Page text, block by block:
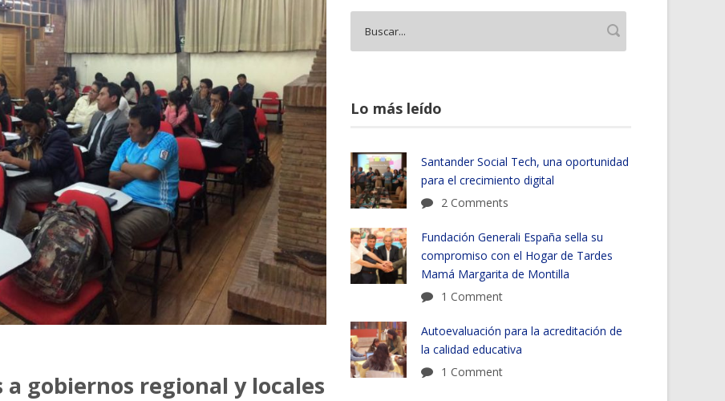
gobiernos regional y locales
Lo más leído
Santander Social Tech, una oportunidad
para el crecimiento digital
2 Comments
Fundación Generali España sella su
compromiso con el Hogar de Tardes
Mamá Margarita de Montilla
1 Comment
Autoevaluación para la acreditación de
la calidad educativa
1 Comment